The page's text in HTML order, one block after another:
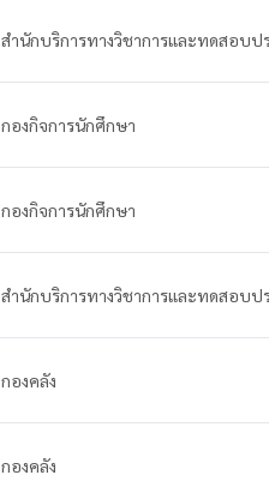
สำนักบริการทางวิชาการและทดสอบป
กองกิจการนักศึกษา
กองกิจการนักศึกษา
สำนักบริการทางวิชาการและทดสอบป
กองคลัง
กองคลัง